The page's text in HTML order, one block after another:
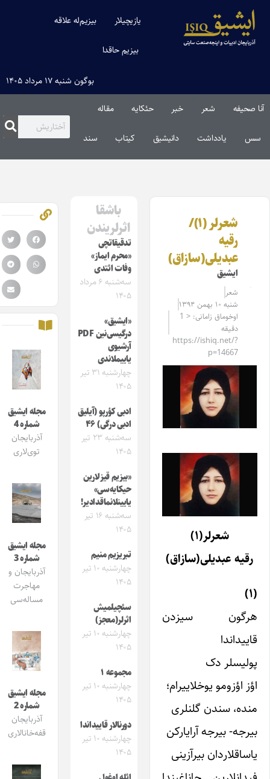
یازیچیلار بیزیم‌له علاقه
بیزیم حاقدا
بوگون شنبه ۱۷ مرداد ۱۴۰۵
آنا صحیفه شعر خبر حئکایه مقاله‌
سس یادداشت دانیشیق کیتاب سند
شعرلر (۱)/
رقیه
عبدیلی(سازاق)
ایشیق
شعر
شنبه ۱۰ بهمن ۱۳۹۴
اوخوماق زامانی: < 1
دقیقه
https://ishiq.net/?
p=14667
شعرلر(۱)
رقیه عبدیلی(سازاق)
هرگون سیزدن
قاییداندا
پولیسلر دک
اؤز اؤزومو یوخلاییرام؛
منده، سندن گلنلری
بیرجه- بیرجه آرایارکن
یاساقلاردان بیرآزینی
باشقا
اثرلریندن
تدقیقاتچی
«محرم ایماز»
وفات ائتدی
سه‌شنبه ۶ مرداد
۱۴۰۵
«ایشیق»
درگیسی‌نین PDF
آرشیوی
یاییملاندی
چهارشنبه ۳۱ تیر
۱۴۰۵
ادبی کؤرپو (آیلیق
ادبی درگی) ۴۶
سه‌شنبه ۲۳ تیر
۱۴۰۵
«بیزیم قیزلارین
حیکایه‌سی»
یایینلانماقدادیر!
سه‌شنبه ۱۶ تیر
۱۴۰۵
تبریزیم منیم
چهارشنبه ۱۰ تیر
۱۴۰۵
سئچیلمیش
اثرلر(معجز)
چهارشنبه ۱۰ تیر
۱۴۰۵
مجموعه ۱
چهارشنبه ۱۰ تیر
۱۴۰۵
دورنالار قاییداندا
چهارشنبه ۱۰ تیر
۱۴۰۵
مجله ایشیق
شماره 4
آذربایجان
توی‌لاری
مجله ایشیق
شماره 3
آذربایجان و
مهاجرت
مساله‌سی
مجله ایشیق
شماره 2
آذربایجان
قفه‌خانالاری